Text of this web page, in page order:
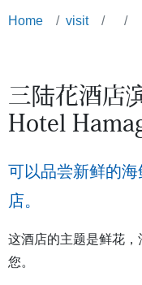
Home visit
三陆花酒店
Hotel
可以品尝新鲜的
店。
这酒店的主题是鲜花，
您。